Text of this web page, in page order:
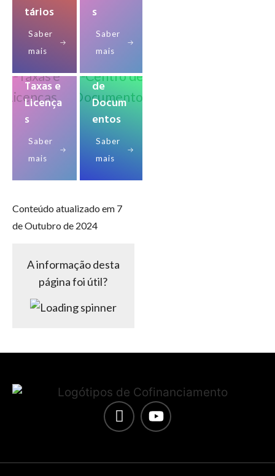
tários
Saber
mais
s
Saber
mais
Taxas e
Licença
s
Saber
mais
Centro
de
Docum
entos
Saber
mais
Conteúdo atualizado em 7
de Outubro de 2024
A informação desta
página foi útil?